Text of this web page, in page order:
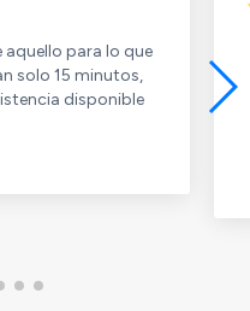
aquello para lo que
solo 15 minutos,
disponible